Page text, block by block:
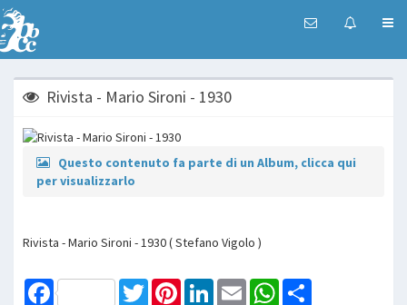
Rivista - Mario Sironi - 1930
Questo contenuto fa parte di un Album, clicca qui
per visualizzarlo
Rivista - Mario Sironi - 1930 ( Stefano Vigolo )
Facebook TwitterPinterestLinkedInEmail WhatsApp